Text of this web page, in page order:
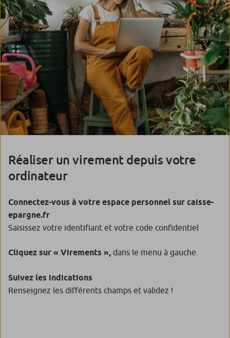
Réaliser un virement depuis votre
ordinateur
Connectez-vous à votre espace personnel sur caisse-
epargne.fr
Saisissez votre identifiant et votre code confidentiel
Cliquez sur « Virements », dans le menu à gauche.
Suivez les indications
Renseignez les différents champs et validez !